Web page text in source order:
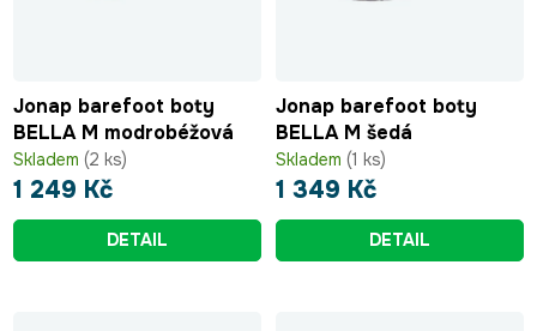
Jonap barefoot boty
BELLA M modrobéžová
Skladem (2 ks)
1 249 Kč
DETAIL
Jonap barefoot boty
BELLA M šedá
Skladem (1 ks)
1 349 Kč
DETAIL